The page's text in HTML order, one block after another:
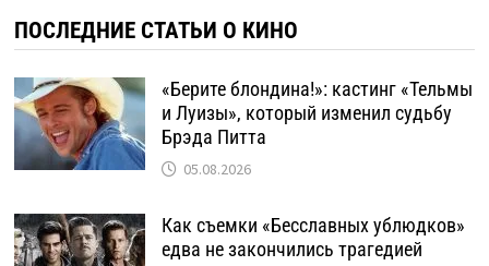
ПОСЛЕДНИЕ СТАТЬИ О КИНО
«Берите блондина!»: кастинг «Тельмы
и Луизы», который изменил судьбу
Брэда Питта
05.08.2026
Как съемки «Бесславных ублюдков»
едва не закончились трагедией